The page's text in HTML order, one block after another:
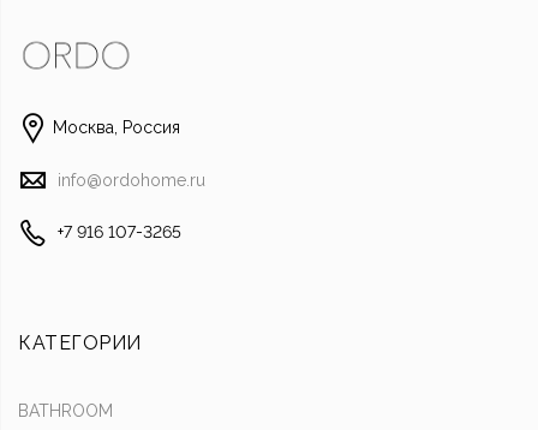
Москва, Россия
info@ordohome.ru
+7 916 107-3265
КАТЕГОРИИ
BATHROOM